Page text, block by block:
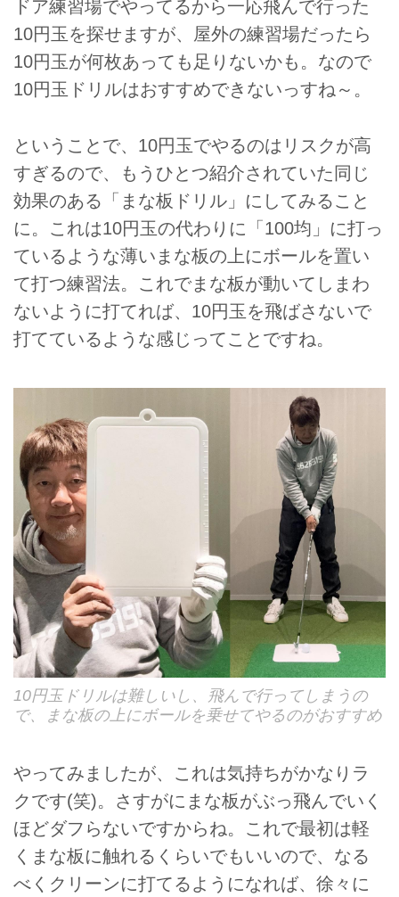
ドア練習場でやってるから一応飛んで行った
10円玉を探せますが、屋外の練習場だったら
10円玉が何枚あっても足りないかも。なので
10円玉ドリルはおすすめできないっすね～。
ということで、10円玉でやるのはリスクが高
すぎるので、もうひとつ紹介されていた同じ
効果のある「まな板ドリル」にしてみること
に。これは10円玉の代わりに「100均」に打っ
ているような薄いまな板の上にボールを置い
て打つ練習法。これでまな板が動いてしまわ
ないように打てれば、10円玉を飛ばさないで
打てているような感じってことですね。
10円玉ドリルは難しいし、飛んで行ってしまうの
で、まな板の上にボールを乗せてやるのがおすすめ
やってみましたが、これは気持ちがかなりラ
クです(笑)。さすがにまな板がぶっ飛んでいく
ほどダフらないですからね。これで最初は軽
くまな板に触れるくらいでもいいので、なる
べくクリーンに打てるようになれば、徐々に